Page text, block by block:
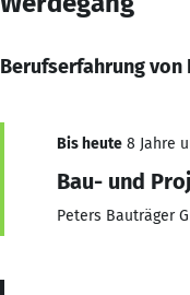
Berufserfahrung von
Bis heute 8 Jahre
Bau- und
Peters Bauträger